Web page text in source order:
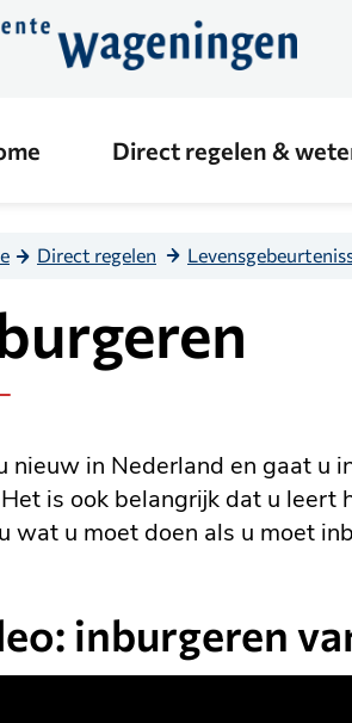
Direct regelen &
Direct regelen
nieuw in Nederland en gaat u
is ook belangrijk dat u leert
wat u moet doen als u moet
inburgeren